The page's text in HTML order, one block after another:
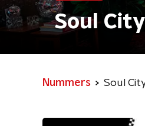
Soul
Nummers Soul